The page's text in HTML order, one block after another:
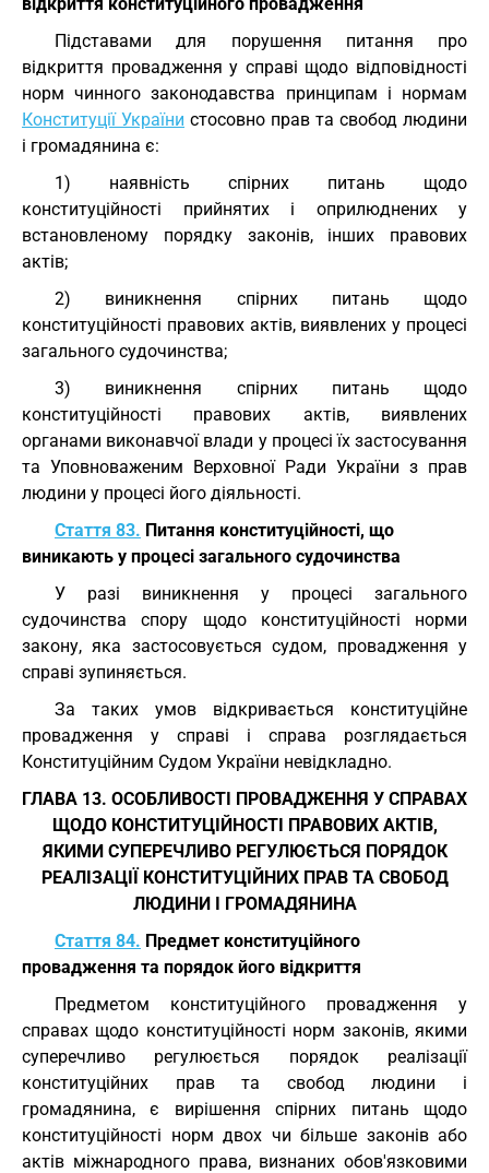
Підставами для порушення питання про
відкриття провадження у справі щодо відповідності
норм чинного законодавства принципам і нормам
Конституції України стосовно прав та свобод людини
і громадянина є:
1) наявність спірних питань щодо
конституційності прийнятих і оприлюднених у
встановленому порядку законів, інших правових
актів;
2) виникнення спірних питань щодо
конституційності правових актів, виявлених у процесі
загального судочинства;
3) виникнення спірних питань щодо
конституційності правових актів, виявлених
органами виконавчої влади у процесі їх застосування
та Уповноваженим Верховної Ради України з прав
людини у процесі його діяльності.
Стаття 83. Питання конституційності, що
виникають у процесі загального судочинства
У разі виникнення у процесі загального
судочинства спору щодо конституційності норми
закону, яка застосовується судом, провадження у
справі зупиняється.
За таких умов відкривається конституційне
провадження у справі і справа розглядається
Конституційним Судом України невідкладно.
ГЛАВА 13. ОСОБЛИВОСТІ ПРОВАДЖЕННЯ У СПРАВАХ
ЩОДО КОНСТИТУЦІЙНОСТІ ПРАВОВИХ АКТІВ,
ЯКИМИ СУПЕРЕЧЛИВО РЕГУЛЮЄТЬСЯ ПОРЯДОК
РЕАЛІЗАЦІЇ КОНСТИТУЦІЙНИХ ПРАВ ТА СВОБОД
ЛЮДИНИ І ГРОМАДЯНИНА
Стаття 84. Предмет конституційного
провадження та порядок його відкриття
Предметом конституційного провадження у
справах щодо конституційності норм законів, якими
суперечливо регулюється порядок реалізації
конституційних прав та свобод людини і
громадянина, є вирішення спірних питань щодо
конституційності норм двох чи більше законів або
актів міжнародного права, визнаних обов'язковими